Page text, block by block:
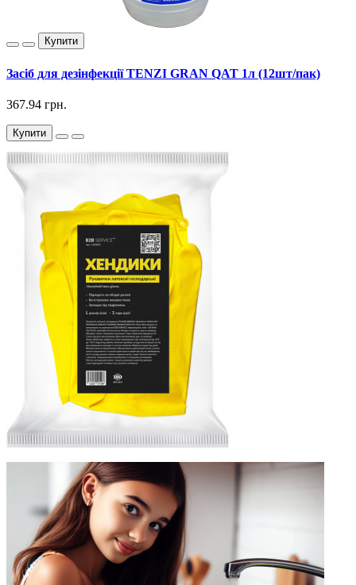
Купити
Засіб для дезінфекції TENZI GRAN QAT 1л (12шт/пак)
367.94 грн.
Купити